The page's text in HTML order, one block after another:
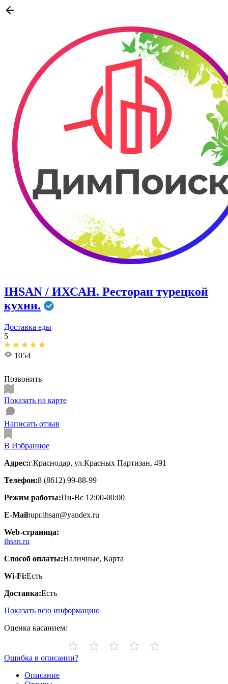
IHSAN / ИХСАН. Ресторан турецкой
кухни.
Доставка еды
5
1054
Позвонить
Показать на карте
Написать отзыв
В Избранное
Адрес:г.Краснодар, ул.​Красных Партизан, 491
Телефон:8 (8612) 99-88-99
Режим работы:Пн-Вс 12:00-00:00
E-Mail:upr.ihsan@yandex.ru
Web-страница:
ihsan.ru
Способ оплаты:Наличные, Карта
Wi-Fi:Есть
Доставка:Есть
Показать всю информацию
Оценка касанием:
Ошибка в описании?
Описание